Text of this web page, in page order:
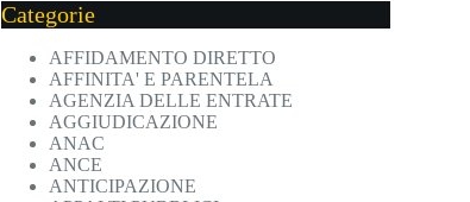
Categorie
AFFIDAMENTO DIRETTO
AFFINITA' E PARENTELA
AGENZIA DELLE ENTRATE
AGGIUDICAZIONE
ANAC
ANCE
ANTICIPAZIONE